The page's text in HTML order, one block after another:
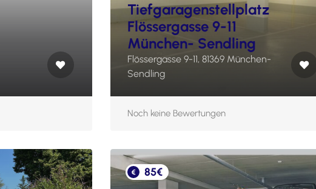
Tiefgaragenstellplatz
Flössergasse 9-11
München- Sendling
Flössergasse 9-11, 81369 München-
Sendling
Noch keine Bewertungen
85€